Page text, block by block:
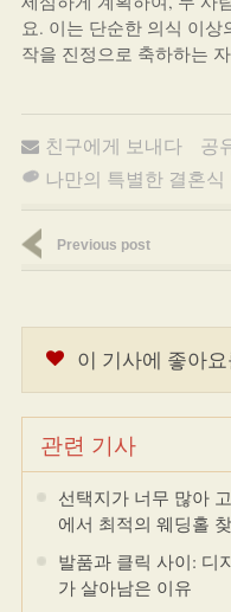
요. 이는 단순한 의식 이상
작을 진정으로 축하하는
친구에게 보내다
공
나만의 특별한 결혼식
Previous post
이 기사에 좋아
관련 기사
선택지가 너무 많아
에서 최적의 웨딩홀
발품과 클릭 사이: 디
가 살아남은 이유